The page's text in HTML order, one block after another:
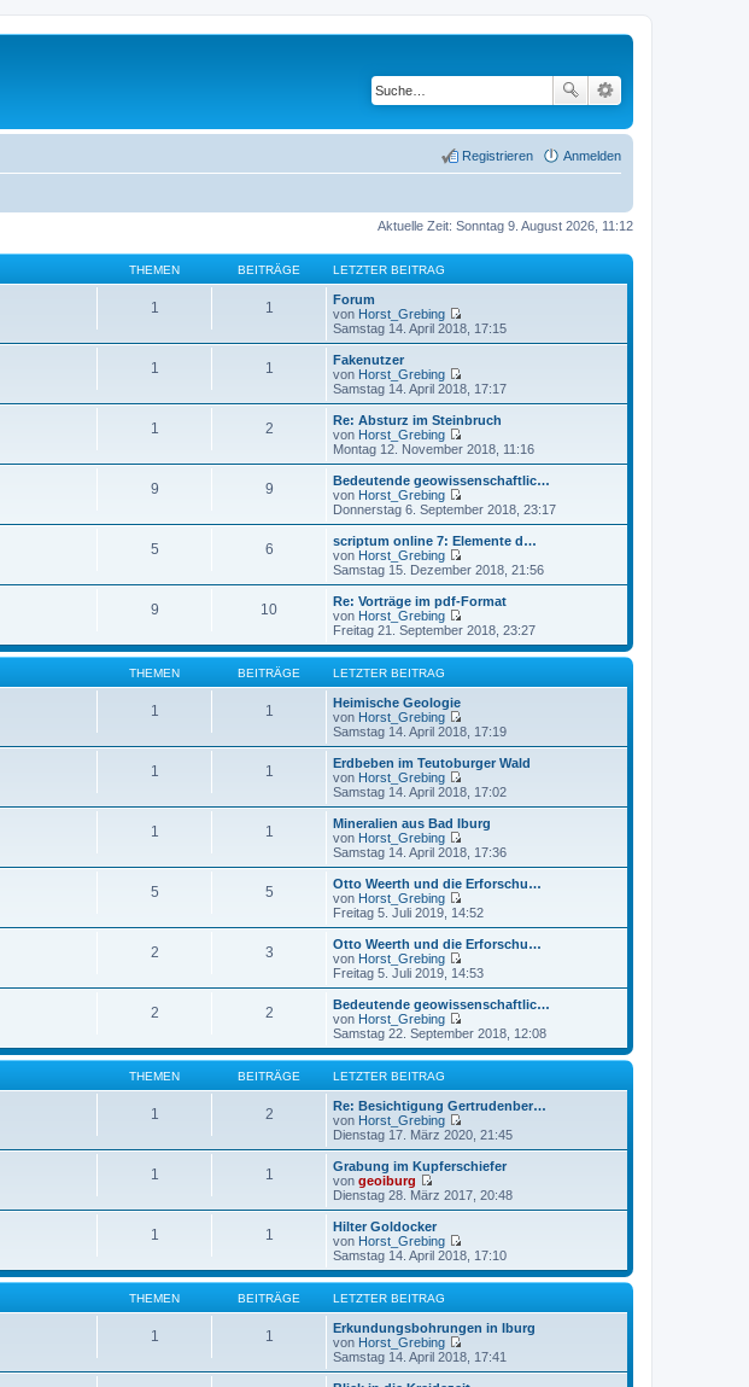
Anmelden
Registrieren
Aktuelle Zeit: Sonntag 9. August 2026, 11:12
THEMEN BEITRÄGE LETZTER BEITRAG
1 1
Forum
von Horst_Grebing
N
e
s
t
e
r
B
e
t
a
g
Samstag 14. April 2018, 17:15
1 1
Fakenutzer
von Horst_Grebing
N
e
u
e
s
r
B
e
t
a
g
Samstag 14. April 2018, 17:17
1 2
Re: Absturz im Steinbruch
von Horst_Grebing
N
e
u
e
s
t
e
r
e
t
a
g
Montag 12. November 2018, 11:16
9 9
Bedeutende geowissenschaftlic…
von Horst_Grebing
N
e
u
e
s
t
e
r
B
e
i
Donnerstag 6. September 2018, 23:17
5 6
scriptum online 7: Elemente d…
von Horst_Grebing
N
e
u
e
s
e
t
r
g
Samstag 15. Dezember 2018, 21:56
9 10
Re: Vorträge im pdf-Format
von Horst_Grebing
N
e
u
s
r
B
e
i
t
r
a
g
Freitag 21. September 2018, 23:27
THEMEN BEITRÄGE LETZTER BEITRAG
1 1
Heimische Geologie
von Horst_Grebing
N
e
u
e
s
t
e
r
B
e
a
g
Samstag 14. April 2018, 17:19
1 1
Erdbeben im Teutoburger Wald
von Horst_Grebing
N
e
u
e
s
t
e
r
B
e
a
g
Samstag 14. April 2018, 17:02
1 1
Mineralien aus Bad Iburg
von Horst_Grebing
N
e
u
e
s
t
e
r
B
e
t
a
g
Samstag 14. April 2018, 17:36
5 5
Otto Weerth und die Erforschu…
von Horst_Grebing
N
e
u
e
s
t
r
e
i
g
Freitag 5. Juli 2019, 14:52
2 3
Otto Weerth und die Erforschu…
von Horst_Grebing
N
e
u
e
s
t
e
e
i
t
r
g
Freitag 5. Juli 2019, 14:53
2 2
Bedeutende geowissenschaftlic…
von Horst_Grebing
N
e
u
s
t
r
B
e
i
t
r
Samstag 22. September 2018, 12:08
THEMEN BEITRÄGE LETZTER BEITRAG
1 2
Re: Besichtigung Gertrudenber…
von Horst_Grebing
N
e
u
e
s
t
B
e
i
g
Dienstag 17. März 2020, 21:45
1 1
Grabung im Kupferschiefer
von geoiburg
N
e
u
e
s
t
e
r
e
i
t
r
a
Dienstag 28. März 2017, 20:48
1 1
Hilter Goldocker
von Horst_Grebing
N
e
u
s
t
e
r
B
e
Samstag 14. April 2018, 17:10
THEMEN BEITRÄGE LETZTER BEITRAG
1 1
Erkundungsbohrungen in Iburg
von Horst_Grebing
N
e
u
Samstag 14. April 2018, 17:41